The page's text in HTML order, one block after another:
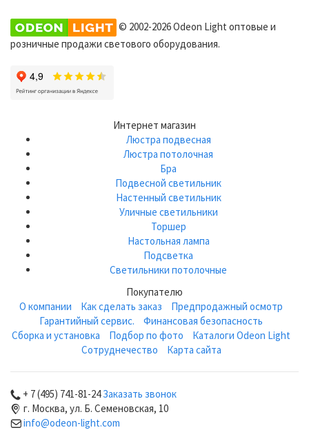
© 2002-2026 Odeon Light оптовые и
розничные продажи светового оборудования.
Интернет магазин
Люстра подвесная
Люстра потолочная
Бра
Подвесной светильник
Настенный светильник
Уличные светильники
Торшер
Настольная лампа
Подсветка
Светильники потолочные
Покупателю
О компании
Как сделать заказ
Предпродажный осмотр
Гарантийный сервис.
Финансовая безопасность
Сборка и установка
Подбор по фото
Каталоги Odeon Light
Сотруднечество
Карта сайта
+ 7 (495) 741-81-24Заказать звонок
г. Москва, ул. Б. Семеновская, 10
info@odeon-light.com